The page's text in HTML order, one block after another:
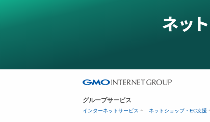
グループサービス
インターネットサービス ネットショップ・EC支援